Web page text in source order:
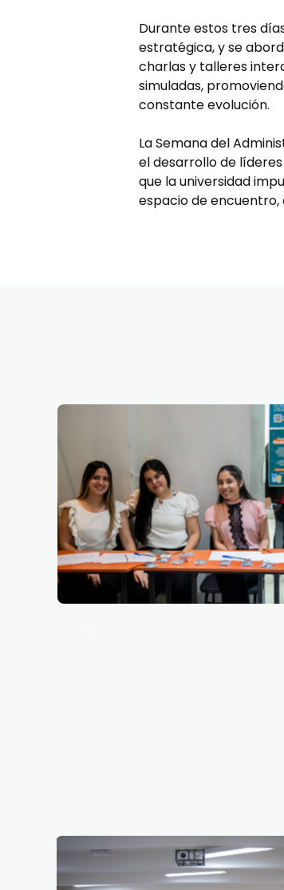
Durante estos tres
estratégica, y se
charlas y talleres
simuladas,
constante evolución.
La Semana del
el desarrollo de
que la universidad
espacio de